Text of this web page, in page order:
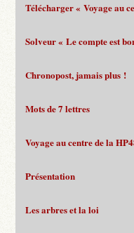
Télécharger « Voyage au
Solveur « Le compte est
Chronopost, jamais plus !
Mots de 7 lettres
Voyage au centre de la
Présentation
Les arbres et la loi